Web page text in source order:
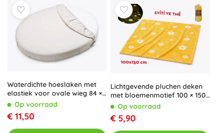
Waterdichte hoeslaken met
elastiek voor ovale wieg 84 ×
50 wit Petite&Mars
Op voorraad
€ 11,50
Lichtgevende pluchen deken
met bloemenmotief 100 × 150
cm geel
Op voorraad
€ 5,90